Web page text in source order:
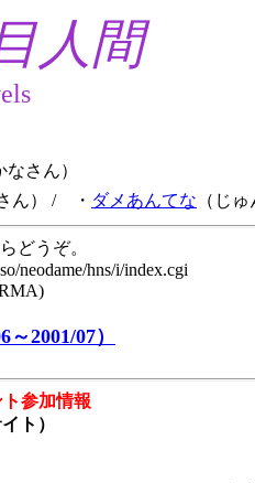
人間
なさん）
ん） / ・ ダメあんてな （じ
どうぞ。
neodame/hns/i/index.cgi
2001/07）
参加情報
ト）